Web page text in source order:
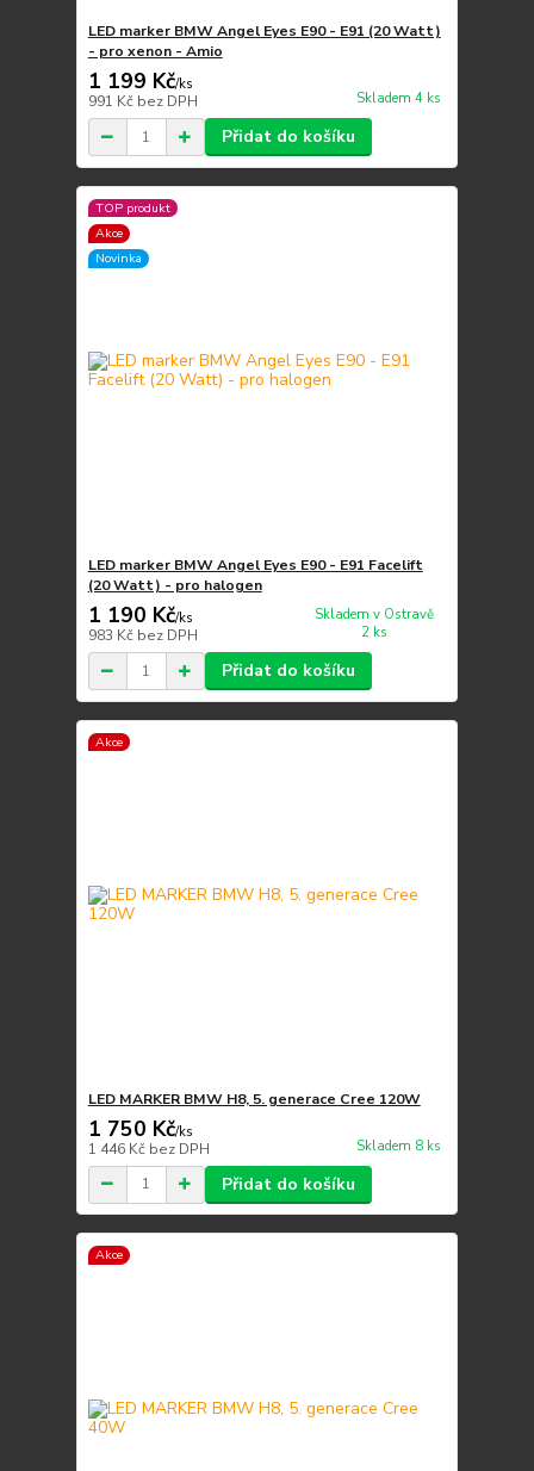
LED marker BMW Angel Eyes E90 - E91 (20 Watt)
- pro xenon - Amio
1 199 Kč/ks
991 Kč bez DPH Skladem 4 ks
Přidat do košíku
TOP produkt
Akce
Novinka
LED marker BMW Angel Eyes E90 - E91 Facelift
(20 Watt) - pro halogen
1 190 Kč/ks
983 Kč bez DPH
Skladem v Ostravě
2 ks
Přidat do košíku
Akce
LED MARKER BMW H8, 5. generace Cree 120W
1 750 Kč/ks
1 446 Kč bez DPH Skladem 8 ks
Přidat do košíku
Akce